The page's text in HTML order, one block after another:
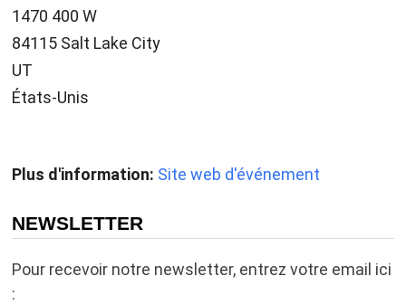
1470 400 W
84115 Salt Lake City
UT
États-Unis
Plus d'information: Site web d'événement
NEWSLETTER
Pour recevoir notre newsletter, entrez votre email ici
: